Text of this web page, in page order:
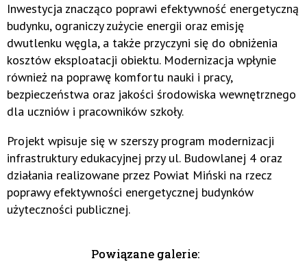
Inwestycja znacząco poprawi efektywność energetyczną
budynku, ograniczy zużycie energii oraz emisję
dwutlenku węgla, a także przyczyni się do obniżenia
kosztów eksploatacji obiektu. Modernizacja wpłynie
również na poprawę komfortu nauki i pracy,
bezpieczeństwa oraz jakości środowiska wewnętrznego
dla uczniów i pracowników szkoły.
Projekt wpisuje się w szerszy program modernizacji
infrastruktury edukacyjnej przy ul. Budowlanej 4 oraz
działania realizowane przez Powiat Miński na rzecz
poprawy efektywności energetycznej budynków
użyteczności publicznej.
Powiązane galerie: